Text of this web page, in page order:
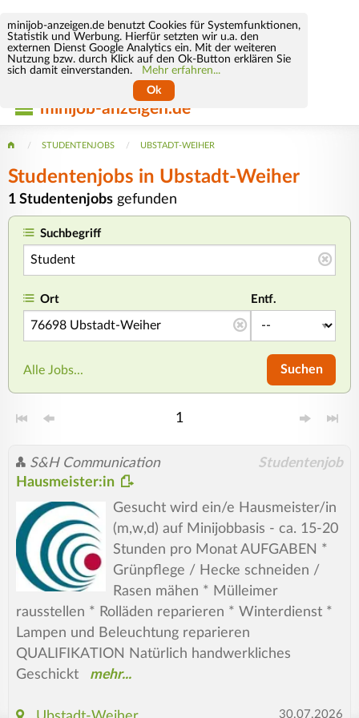
minijob-anzeigen.de benutzt Cookies für Systemfunktionen,
Statistik und Werbung. Hierfür setzten wir u.a. den
externen Dienst Google Analytics ein. Mit der weiteren
Nutzung bzw. durch Klick auf den Ok-Button erklären Sie
sich damit einverstanden.
Mehr erfahren...
Ok
minijob-anzeigen.de
STUDENTENJOBS UBSTADT-WEIHER
Studentenjobs in Ubstadt-Weiher
1 Studentenjobs gefunden
Suchbegriff
Ort Entf.
Alle Jobs... Suchen
1
S&H Communication Studentenjob
Hausmeister:in
Gesucht wird ein/e Hausmeister/in
(m,w,d) auf Minijobbasis - ca. 15-20
Stunden pro Monat AUFGABEN *
Grünpflege / Hecke schneiden /
Rasen mähen * Mülleimer
rausstellen * Rolläden reparieren * Winterdienst *
Lampen und Beleuchtung reparieren
QUALIFIKATION Natürlich handwerkliches
Geschickt
30.07.2026